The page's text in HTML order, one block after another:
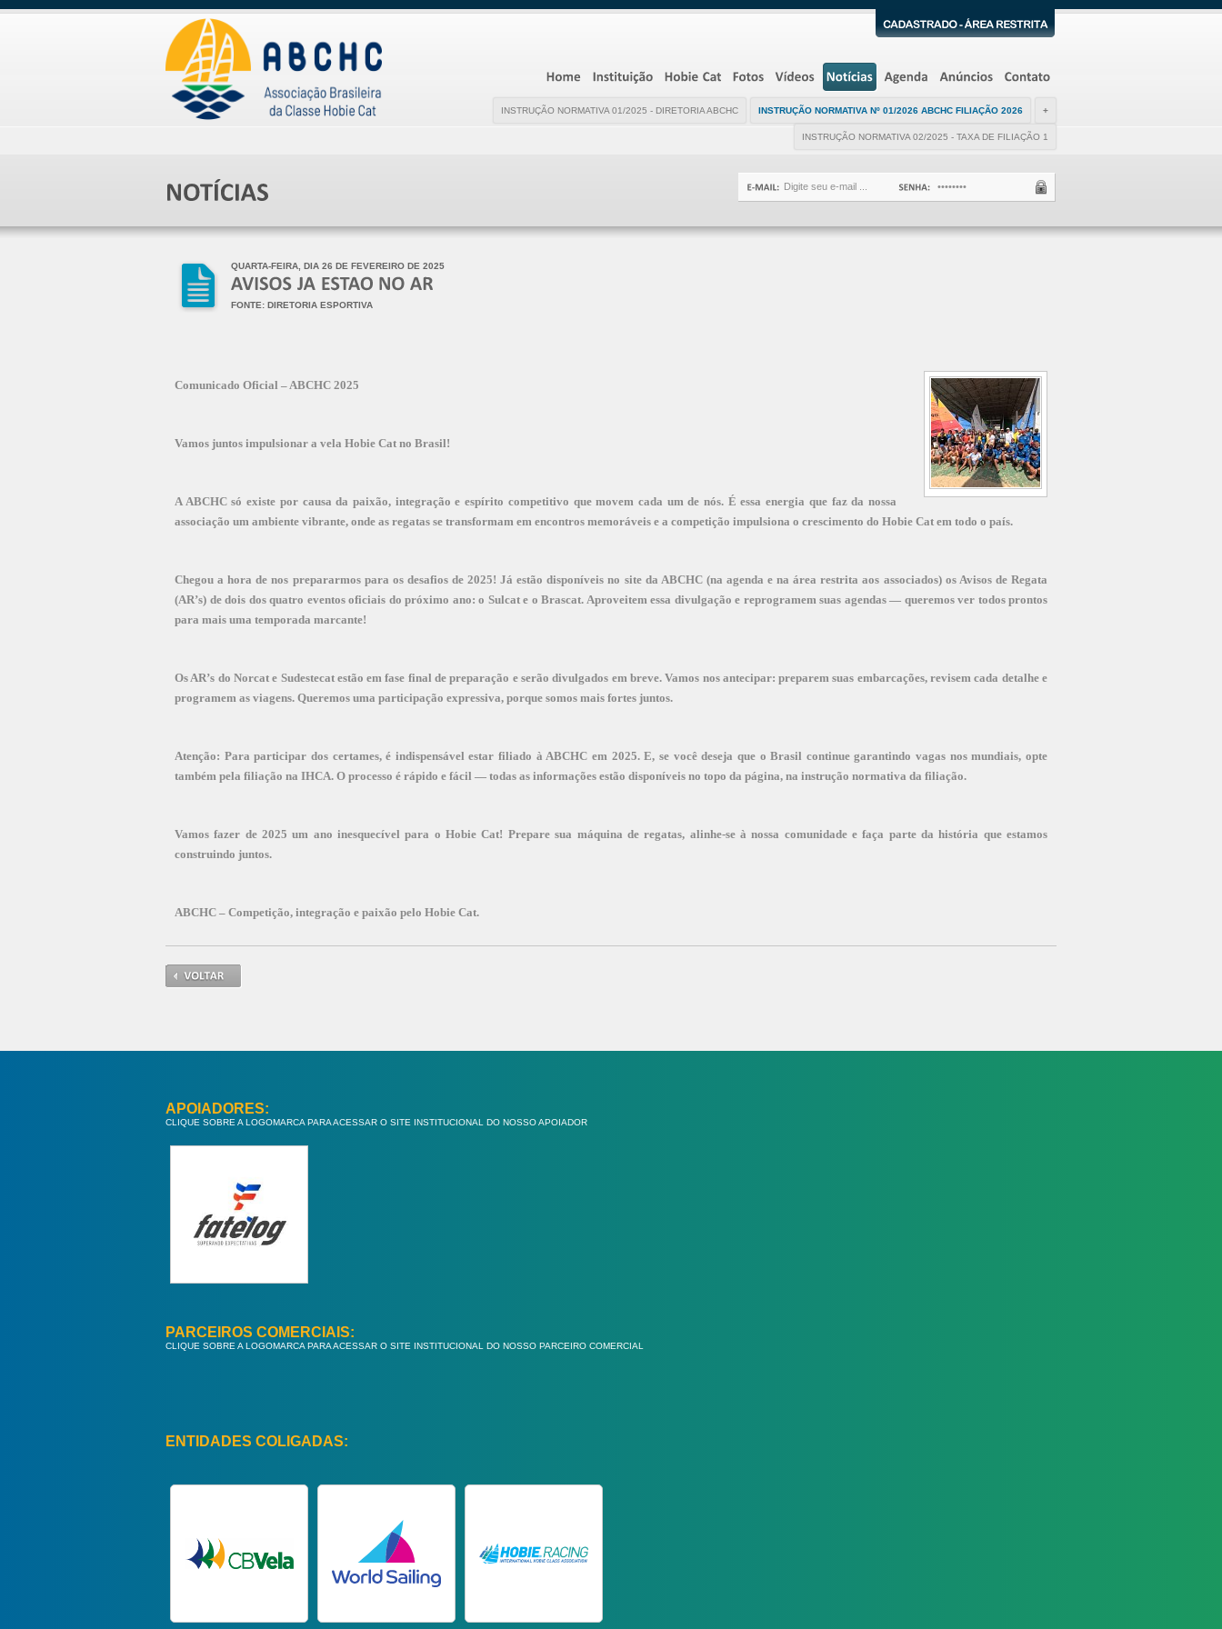
+
INSTRUÇÃO NORMATIVA Nº 01/2026 ABCHC FILIAÇÃO 2026
INSTRUÇÃO NORMATIVA 01/2025 - DIRETORIA ABCHC
INSTRUÇÃO NORMATIVA 02/2025 - TAXA DE FILIAÇÃO 1
QUARTA-FEIRA, DIA 26 DE FEVEREIRO DE 2025
FONTE: DIRETORIA ESPORTIVA
Comunicado Oficial – ABCHC 2025
Vamos juntos impulsionar a vela Hobie Cat no Brasil!
A ABCHC só existe por causa da paixão, integração e espírito competitivo que movem cada um de nós. É essa energia que faz da nossa
associação um ambiente vibrante, onde as regatas se transformam em encontros memoráveis e a competição impulsiona o crescimento do Hobie Cat em todo o país.
Chegou a hora de nos prepararmos para os desafios de 2025! Já estão disponíveis no site da ABCHC (na agenda e na área restrita aos associados) os Avisos de Regata
(AR’s) de dois dos quatro eventos oficiais do próximo ano: o Sulcat e o Brascat. Aproveitem essa divulgação e reprogramem suas agendas — queremos ver todos prontos
para mais uma temporada marcante!
Os AR’s do Norcat e Sudestecat estão em fase final de preparação e serão divulgados em breve. Vamos nos antecipar: preparem suas embarcações, revisem cada detalhe e
programem as viagens. Queremos uma participação expressiva, porque somos mais fortes juntos.
Atenção: Para participar dos certames, é indispensável estar filiado à ABCHC em 2025. E, se você deseja que o Brasil continue garantindo vagas nos mundiais, opte
também pela filiação na IHCA. O processo é rápido e fácil — todas as informações estão disponíveis no topo da página, na instrução normativa da filiação.
Vamos fazer de 2025 um ano inesquecível para o Hobie Cat! Prepare sua máquina de regatas, alinhe-se à nossa comunidade e faça parte da história que estamos
construindo juntos.
ABCHC – Competição, integração e paixão pelo Hobie Cat.
APOIADORES:
CLIQUE SOBRE A LOGOMARCA PARA ACESSAR O SITE INSTITUCIONAL DO NOSSO APOIADOR
PARCEIROS COMERCIAIS:
CLIQUE SOBRE A LOGOMARCA PARA ACESSAR O SITE INSTITUCIONAL DO NOSSO PARCEIRO COMERCIAL
ENTIDADES COLIGADAS: